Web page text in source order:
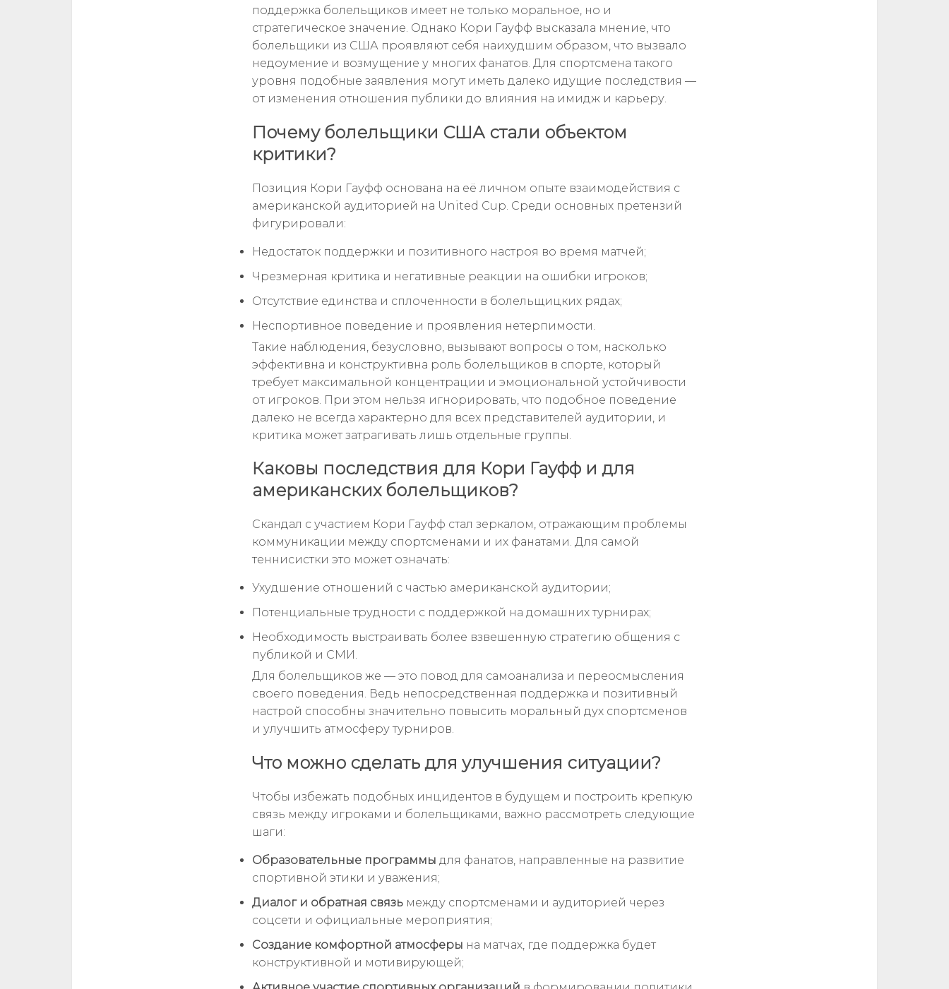
поддержка болельщиков имеет не только моральное, но и
стратегическое значение. Однако Кори Гауфф высказала мнение, что
болельщики из США проявляют себя наихудшим образом, что вызвало
недоумение и возмущение у многих фанатов. Для спортсмена такого
уровня подобные заявления могут иметь далеко идущие последствия —
от изменения отношения публики до влияния на имидж и карьеру.
Почему болельщики США стали объектом
критики?
Позиция Кори Гауфф основана на её личном опыте взаимодействия с
американской аудиторией на United Cup. Среди основных претензий
фигурировали:
Недостаток поддержки и позитивного настроя во время матчей;
Чрезмерная критика и негативные реакции на ошибки игроков;
Отсутствие единства и сплоченности в болельщицких рядах;
Неспортивное поведение и проявления нетерпимости.
Такие наблюдения, безусловно, вызывают вопросы о том, насколько
эффективна и конструктивна роль болельщиков в спорте, который
требует максимальной концентрации и эмоциональной устойчивости
от игроков. При этом нельзя игнорировать, что подобное поведение
далеко не всегда характерно для всех представителей аудитории, и
критика может затрагивать лишь отдельные группы.
Каковы последствия для Кори Гауфф и для
американских болельщиков?
Скандал с участием Кори Гауфф стал зеркалом, отражающим проблемы
коммуникации между спортсменами и их фанатами. Для самой
теннисистки это может означать:
Ухудшение отношений с частью американской аудитории;
Потенциальные трудности с поддержкой на домашних турнирах;
Необходимость выстраивать более взвешенную стратегию общения с
публикой и СМИ.
Для болельщиков же — это повод для самоанализа и переосмысления
своего поведения. Ведь непосредственная поддержка и позитивный
настрой способны значительно повысить моральный дух спортсменов
и улучшить атмосферу турниров.
Что можно сделать для улучшения ситуации?
Чтобы избежать подобных инцидентов в будущем и построить крепкую
связь между игроками и болельщиками, важно рассмотреть следующие
шаги:
Образовательные программы для фанатов, направленные на развитие
спортивной этики и уважения;
Диалог и обратная связь между спортсменами и аудиторией через
соцсети и официальные мероприятия;
Создание комфортной атмосферы на матчах, где поддержка будет
конструктивной и мотивирующей;